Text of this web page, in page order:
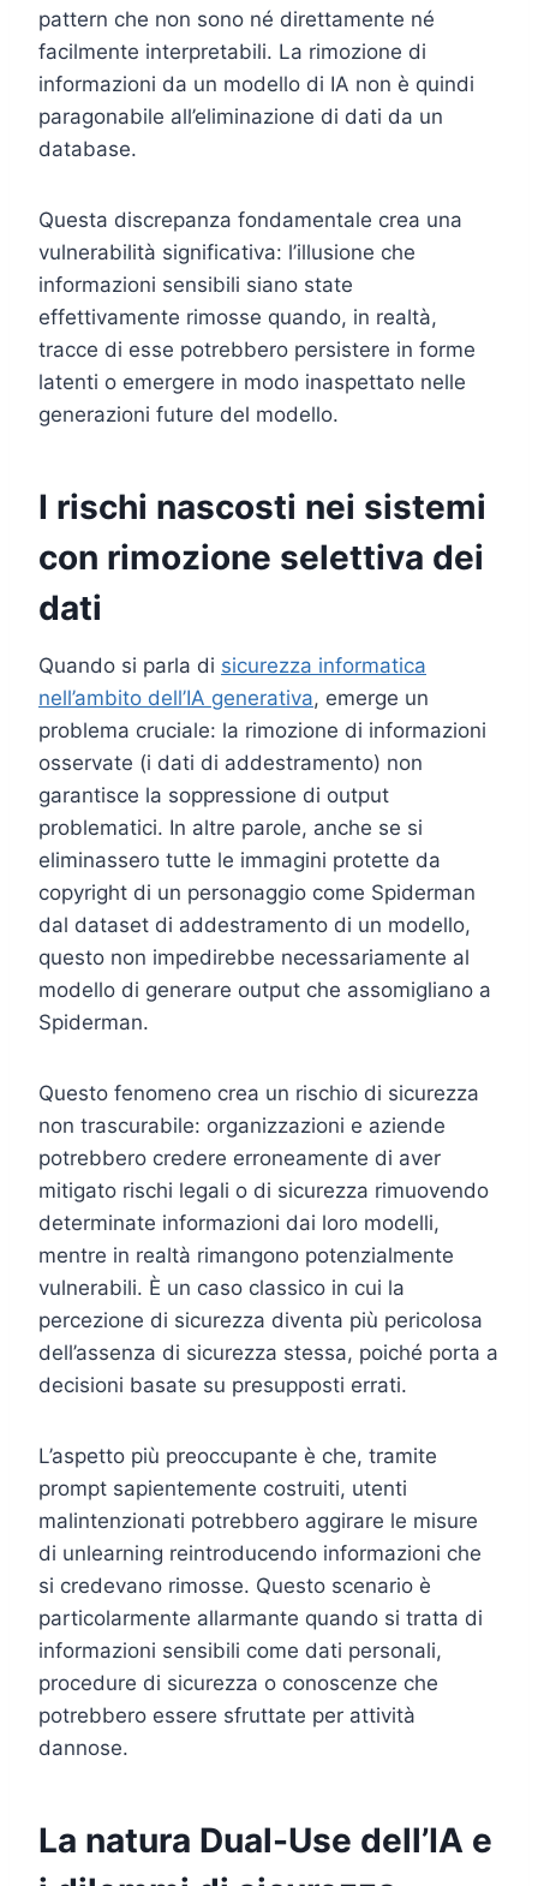
pattern che non sono né direttamente né
facilmente interpretabili. La rimozione di
informazioni da un modello di IA non è quindi
paragonabile all’eliminazione di dati da un
database.
Questa discrepanza fondamentale crea una
vulnerabilità significativa: l’illusione che
informazioni sensibili siano state
effettivamente rimosse quando, in realtà,
tracce di esse potrebbero persistere in forme
latenti o emergere in modo inaspettato nelle
generazioni future del modello.
I rischi nascosti nei sistemi
con rimozione selettiva dei
dati
Quando si parla di sicurezza informatica
nell’ambito dell’IA generativa, emerge un
problema cruciale: la rimozione di informazioni
osservate (i dati di addestramento) non
garantisce la soppressione di output
problematici. In altre parole, anche se si
eliminassero tutte le immagini protette da
copyright di un personaggio come Spiderman
dal dataset di addestramento di un modello,
questo non impedirebbe necessariamente al
modello di generare output che assomigliano a
Spiderman.
Questo fenomeno crea un rischio di sicurezza
non trascurabile: organizzazioni e aziende
potrebbero credere erroneamente di aver
mitigato rischi legali o di sicurezza rimuovendo
determinate informazioni dai loro modelli,
mentre in realtà rimangono potenzialmente
vulnerabili. È un caso classico in cui la
percezione di sicurezza diventa più pericolosa
dell’assenza di sicurezza stessa, poiché porta a
decisioni basate su presupposti errati.
L’aspetto più preoccupante è che, tramite
prompt sapientemente costruiti, utenti
malintenzionati potrebbero aggirare le misure
di unlearning reintroducendo informazioni che
si credevano rimosse. Questo scenario è
particolarmente allarmante quando si tratta di
informazioni sensibili come dati personali,
procedure di sicurezza o conoscenze che
potrebbero essere sfruttate per attività
dannose.
La natura Dual-Use dell’IA e